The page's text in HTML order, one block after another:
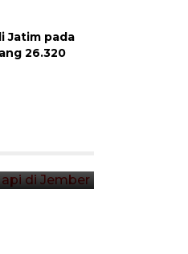
Jatim pada
26.320
api